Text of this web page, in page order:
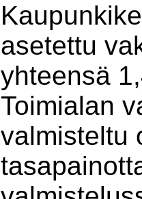
asetettu
yhteensä
Toimialan
valmisteltu